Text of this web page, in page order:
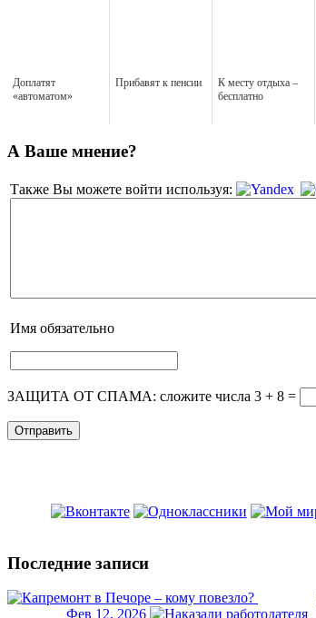
Доплатят
«автоматом»
Прибавят к пенсии
К месту отдыха –
бесплатно
А Ваше мнение?
Также Вы можете войти используя:
Имя обязательно
ЗАЩИТА ОТ СПАМА: сложите числа 3 + 8 =
Последние записи
Фев 12, 2026